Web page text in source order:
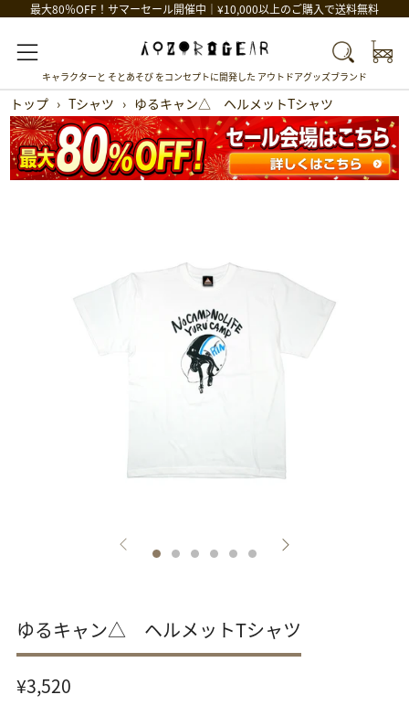
最大80％OFF！サマーセール開催中｜¥10,000以上のご購入で送料無料
Menu Search
キャラクターと そとあそび をコンセプトに開発した アウトドアグッズブランド
トップ › Tシャツ › ゆるキャン△ ヘルメットTシャツ
ゆるキャン△ ヘルメットTシャツ
通
¥3,520